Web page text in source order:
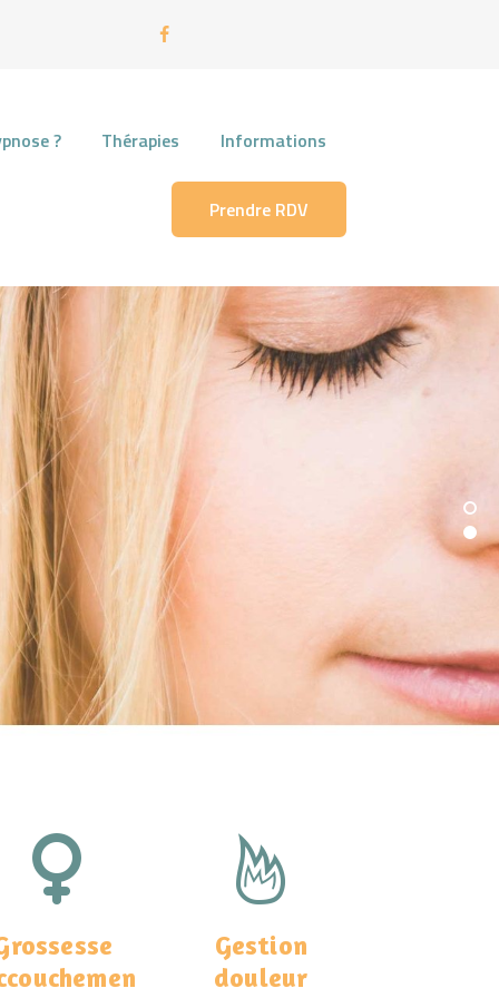
? Thérapies Informations
Prendre RDV
Gestion
douleur